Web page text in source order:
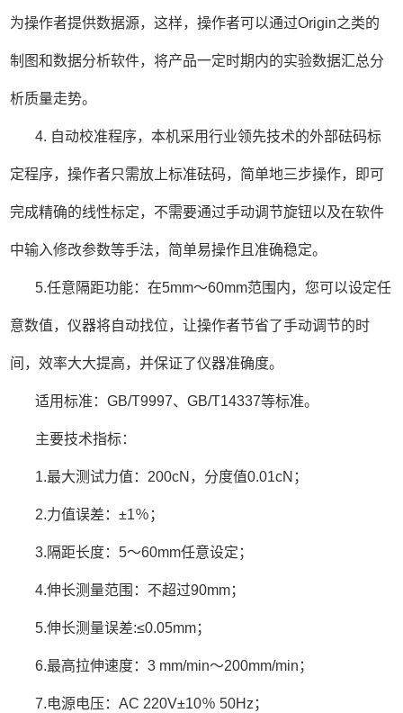
为操作者提供数据源，这样，操作者可以通过Origin之类的
制图和数据分析软件，将产品一定时期内的实验数据汇总分
析质量走势。
4. 自动校准程序，本机采用行业领先技术的外部砝码标
定程序，操作者只需放上标准砝码，简单地三步操作，即可
完成精确的线性标定，不需要通过手动调节旋钮以及在软件
中输入修改参数等手法，简单易操作且准确稳定。
5.任意隔距功能：在5mm～60mm范围内，您可以设定任
意数值，仪器将自动找位，让操作者节省了手动调节的时
间，效率大大提高，并保证了仪器准确度。
适用标准：GB/T9997、GB/T14337等标准。
主要技术指标：
1.最大测试力值：200cN，分度值0.01cN；
2.力值误差：±1％；
3.隔距长度：5～60mm任意设定；
4.伸长测量范围：不超过90mm；
5.伸长测量误差:≤0.05mm；
6.最高拉伸速度：3 mm/min～200mm/min；
7.电源电压：AC 220V±10％ 50Hz；